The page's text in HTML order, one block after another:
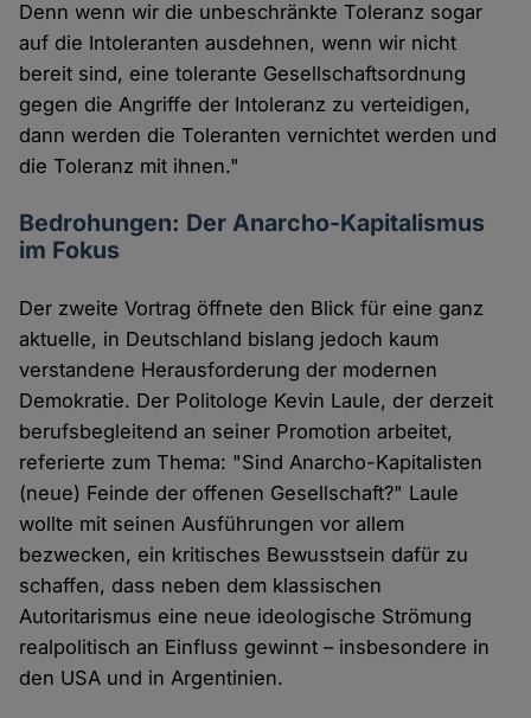
Denn wenn wir die unbeschränkte Toleranz sogar
auf die Intoleranten ausdehnen, wenn wir nicht
bereit sind, eine tolerante Gesellschaftsordnung
gegen die Angriffe der Intoleranz zu verteidigen,
dann werden die Toleranten vernichtet werden und
die Toleranz mit ihnen."
Bedrohungen: Der Anarcho-Kapitalismus
im Fokus
Der zweite Vortrag öffnete den Blick für eine ganz
aktuelle, in Deutschland bislang jedoch kaum
verstandene Herausforderung der modernen
Demokratie. Der Politologe Kevin Laule, der derzeit
berufsbegleitend an seiner Promotion arbeitet,
referierte zum Thema: "Sind Anarcho-Kapitalisten
(neue) Feinde der offenen Gesellschaft?" Laule
wollte mit seinen Ausführungen vor allem
bezwecken, ein kritisches Bewusstsein dafür zu
schaffen, dass neben dem klassischen
Autoritarismus eine neue ideologische Strömung
realpolitisch an Einfluss gewinnt – insbesondere in
den USA und in Argentinien.